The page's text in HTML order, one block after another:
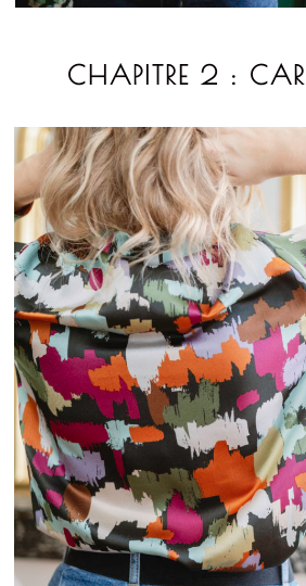
CHAPITRE 2 :